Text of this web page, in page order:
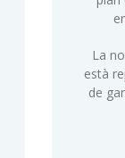
La
està
de